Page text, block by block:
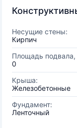
Несущие стены:
Кирпич
Площадь подвала,
0
Крыша:
Железобетонные
Фундамент:
Ленточный